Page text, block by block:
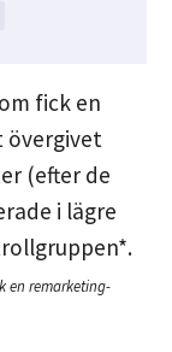
fick en
övergivet
(efter de
i lägre
en remarketing-